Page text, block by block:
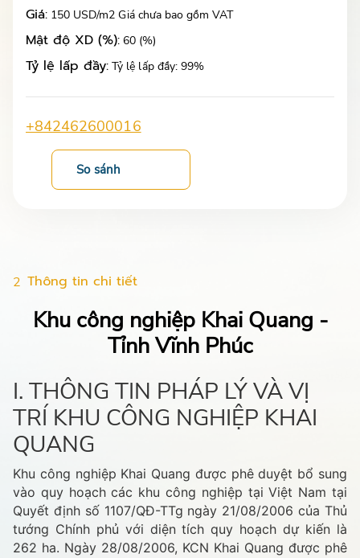
Giá: 150 USD/m2 Giá chưa bao gồm VAT
Mật độ XD (%): 60 (%)
Tỷ lệ lấp đầy: Tỷ lệ lấp đầy: 99%
+842462600016
So sánh
2 Thông tin chi tiết
Khu công nghiệp Khai Quang -
Tỉnh Vĩnh Phúc
I. THÔNG TIN PHÁP LÝ VÀ VỊ
TRÍ KHU CÔNG NGHIỆP KHAI
QUANG
Khu công nghiệp Khai Quang được phê duyệt bổ sung
vào quy hoạch các khu công nghiệp tại Việt Nam tại
Quyết định số 1107/QĐ-TTg ngày 21/08/2006 của Thủ
tướng Chính phủ với diện tích quy hoạch dự kiến là
262 ha. Ngày 28/08/2006, KCN Khai Quang được phê